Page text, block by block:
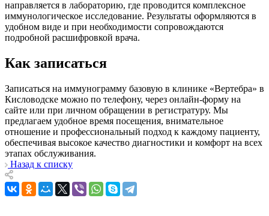
направляется в лабораторию, где проводится комплексное
иммунологическое исследование. Результаты оформляются в
удобном виде и при необходимости сопровождаются
подробной расшифровкой врача.
Как записаться
Записаться на иммунограмму базовую в клинике «Вертебра» в
Кисловодске можно по телефону, через онлайн-форму на
сайте или при личном обращении в регистратуру. Мы
предлагаем удобное время посещения, внимательное
отношение и профессиональный подход к каждому пациенту,
обеспечивая высокое качество диагностики и комфорт на всех
этапах обслуживания.
Назад к списку